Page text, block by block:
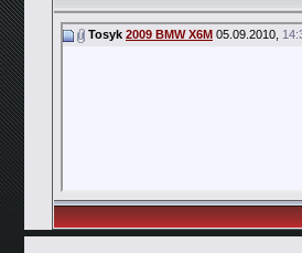
Tosyk 2009 BMW X6M 05.09.2010,